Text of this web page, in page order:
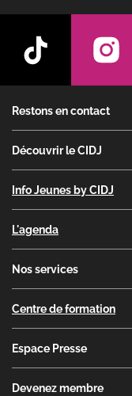
Restons en contact
Découvrir le CIDJ
Info Jeunes by CIDJ
L'agenda
Nos services
Centre de formation
Espace Presse
Devenez membre